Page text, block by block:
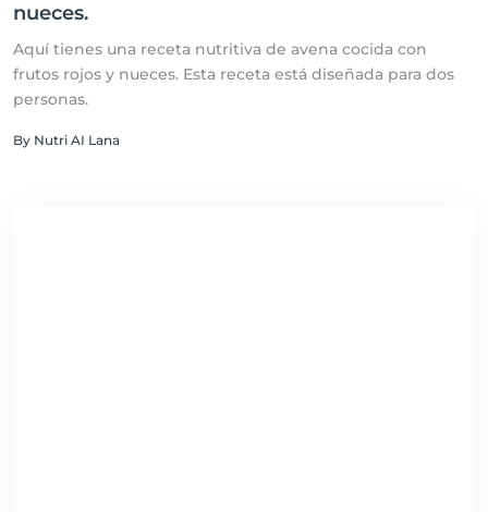
nueces.
Aquí tienes una receta nutritiva de avena cocida con
frutos rojos y nueces. Esta receta está diseñada para dos
personas.
By Nutri AI Lana